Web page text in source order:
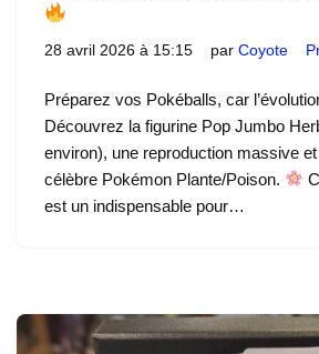
28 avril 2026 à 15:15 par Coyote
Préparez vos Pokéballs, car
Découvrez la figurine Pop Jumbo
environ), une reproduction massive
célèbre Pokémon Plante/Poison.
est un indispensable pour…